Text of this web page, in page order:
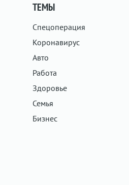
ТЕМЫ
Спецоперация
Коронавирус
Авто
Работа
Здоровье
Семья
Бизнес